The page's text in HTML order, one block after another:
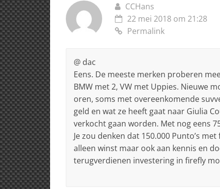
CCHans
22 mei 2018 om 21:28
Permalink
@ dac
Eens. De meeste merken proberen
BMW met 2, VW met Uppies. Nieuwe
oren, soms met overeenkomende
geld en wat ze heeft gaat naar Giulia
verkocht gaan worden. Met nog eens
Je zou denken dat 150.000 Punto’s
alleen winst maar ook aan kennis en
terugverdienen investering in firefly